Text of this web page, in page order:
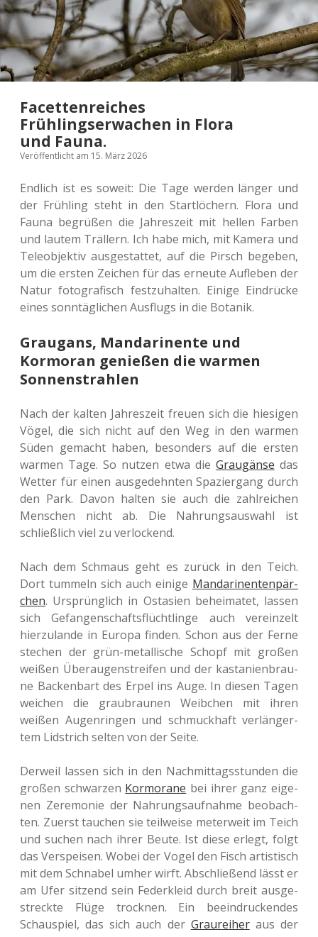
Facettenreiches
Frühlingserwachen in Flora
und Fauna.
Veröffentlicht am 15. März 2026
End­lich ist es soweit: Die Tage werden länger und
der Früh­ling steht in den Start­lö­chern. Flora und
Fauna begrü­ßen die Jah­res­zeit mit hellen Farben
und lautem Träl­lern. Ich habe mich, mit Kamera und
Tele­ob­jek­tiv aus­ge­stat­tet, auf die Pirsch bege­ben,
um die ersten Zei­chen für das erneu­te Auf­le­ben der
Natur foto­gra­fisch fest­zu­hal­ten. Einige Ein­drü­cke
eines sonn­täg­li­chen Aus­flugs in die Botanik.
Graugans, Mandarinente und
Kormoran genießen die warmen
Sonnenstrahlen
Nach der kalten Jah­res­zeit freuen sich die hie­si­gen
Vögel, die sich nicht auf den Weg in den warmen
Süden gemacht haben, beson­ders auf die ersten
warmen Tage. So nutzen etwa die Grau­gän­se das
Wetter für einen aus­ge­dehn­ten Spa­zier­gang durch
den Park. Davon halten sie auch die zahl­rei­chen
Men­schen nicht ab. Die Nah­rungs­aus­wahl ist
schließ­lich viel zu verlockend.
Nach dem Schmaus geht es zurück in den Teich.
Dort tum­meln sich auch einige Man­da­ri­nenten­pär­
chen. Ursprüng­lich in Ost­asi­en behei­ma­tet, lassen
sich Gefan­gen­schafts­flücht­lin­ge auch ver­ein­zelt
hier­zu­lan­de in Europa finden. Schon aus der Ferne
ste­chen der grün-metal­li­sche Schopf mit großen
weißen Über­au­gen­strei­fen und der kas­ta­ni­en­brau­
ne Backen­bart des Erpel ins Auge. In diesen Tagen
wei­chen die grau­brau­nen Weib­chen mit ihren
weißen Augen­rin­gen und schmuck­haft ver­län­ger­
tem Lid­strich selten von der Seite.
Der­weil lassen sich in den Nach­mit­tags­stun­den die
großen schwar­zen Kor­mo­ra­ne bei ihrer ganz eige­
nen Zere­mo­nie der Nah­rungs­auf­nah­me beob­ach­
ten. Zuerst tau­chen sie teil­wei­se meter­weit im Teich
und suchen nach ihrer Beute. Ist diese erlegt, folgt
das Ver­spei­sen. Wobei der Vogel den Fisch artis­tisch
mit dem Schna­bel umher wirft. Abschlie­ßend lässt er
am Ufer sit­zend sein Feder­kleid durch breit aus­ge­
streck­te Flüge trock­nen. Ein beein­dru­cken­des
Schau­spiel, das sich auch der Grau­rei­heraus der